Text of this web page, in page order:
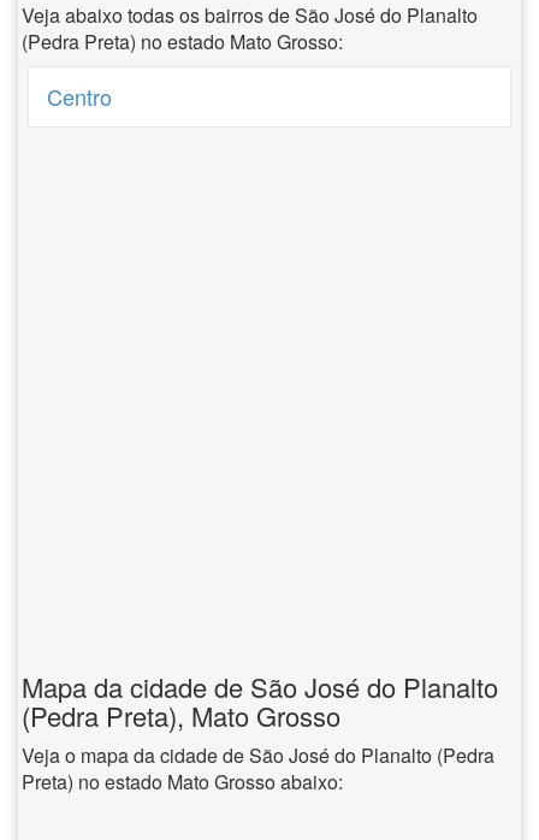
Veja abaixo todas os bairros de São José do Planalto
(Pedra Preta) no estado Mato Grosso:
Centro
Mapa da cidade de São José do Planalto
(Pedra Preta), Mato Grosso
Veja o mapa da cidade de São José do Planalto (Pedra
Preta) no estado Mato Grosso abaixo: